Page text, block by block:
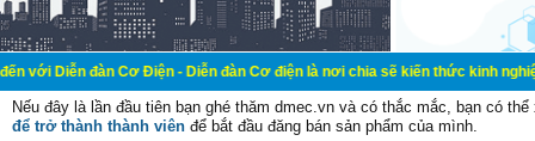
đàn Cơ Điện - Diễn đàn Cơ điện là nơi chia sẽ kiến thức kinh nghiệm trong
Nếu đây là lần đầu tiên bạn ghé thăm dmec.vn và có thắc mắc, bạn có
để trở thành thành viên để bắt đầu đăng bán sản phẩm của mình.